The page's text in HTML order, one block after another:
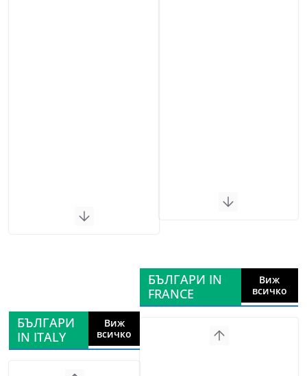
БЪЛГАРИ
IN ITALY
Виж
всичко
БЪЛГАРИ IN
FRANCE
Виж
всичко